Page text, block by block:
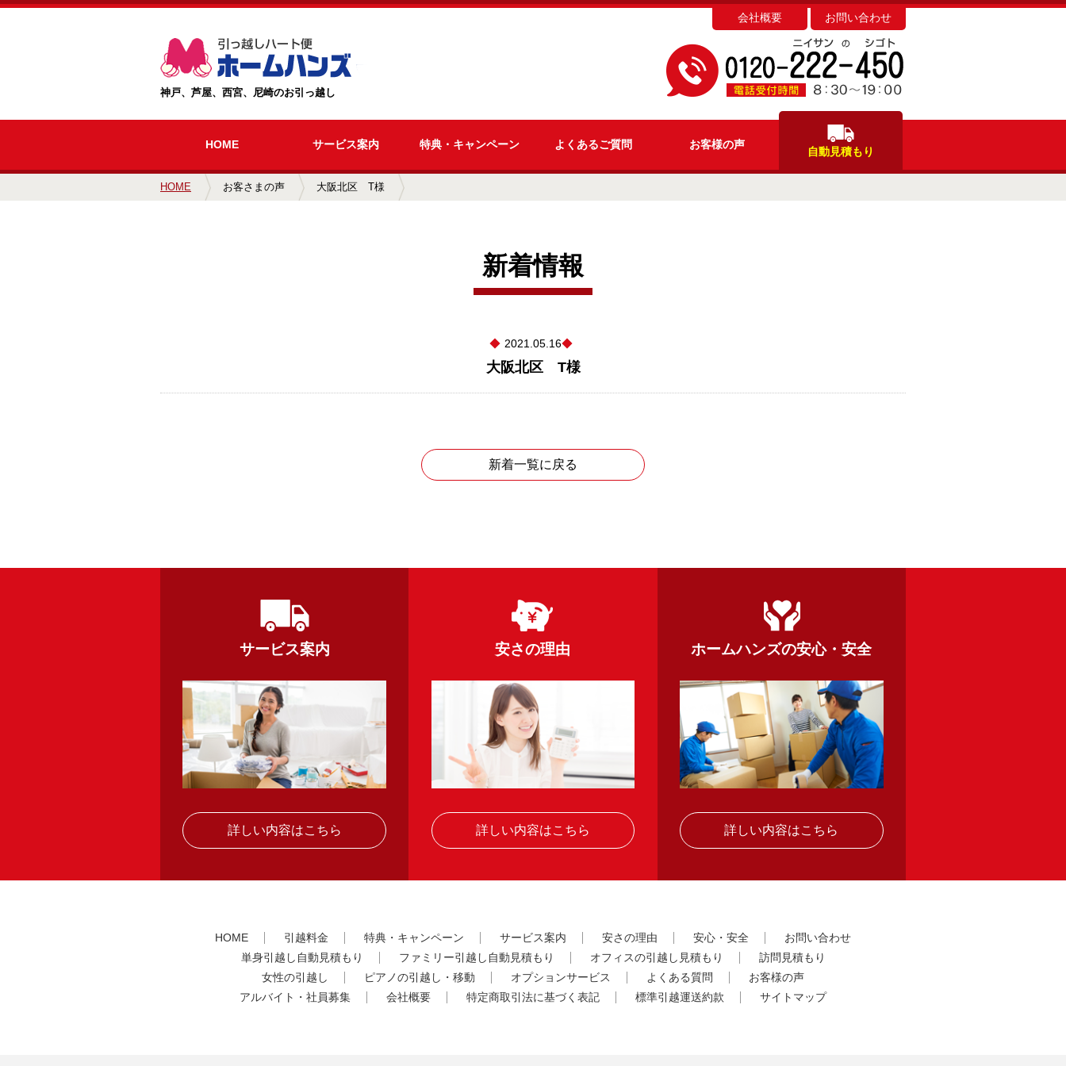
会社概要 お問い合わせ
神戸、芦屋、西宮、尼崎のお引っ越し
HOME サービス案内 特典・ キャンペーン よくあるご質問 お客様の声
自動見積もり
HOME お客さまの声 大阪北区 T様
新着情報
2021.05.16
大阪北区 T様
新着一覧に戻る
サービス案内
詳しい内容はこちら
安さの理由
詳しい内容はこちら
ホームハンズの安心・安全
詳しい内容はこちら
HOME 引越料金 特典・キャンペーン サービス案内 安さの理由 安心・安全
お問い合わせ
単身引越し自動見積もり
ファミリー引越し自動見積もり オフィスの引越し見積もり
訪問見積もり
女性の引越し
ピアノの引越し・移動 オプションサービス よくある質問
お客様の声
アルバイト・社員募集
会社概要 特定商取引法に基づく表記 標準引越運送約款 サイトマップ